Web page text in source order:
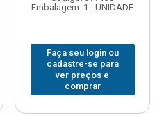
Embalagem: 1 - UNIDADE
Faça seu login ou
cadastre-se para
ver preços e
comprar